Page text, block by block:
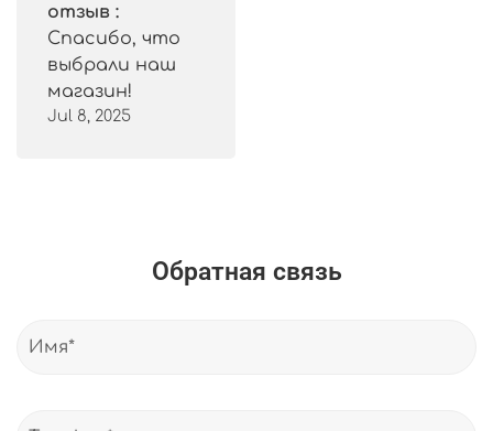
отзыв :
Спасибо, что
выбрали наш
магазин!
Jul 8, 2025
Обратная связь